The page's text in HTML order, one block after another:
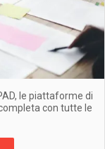
le piattaforme di
con tutte le